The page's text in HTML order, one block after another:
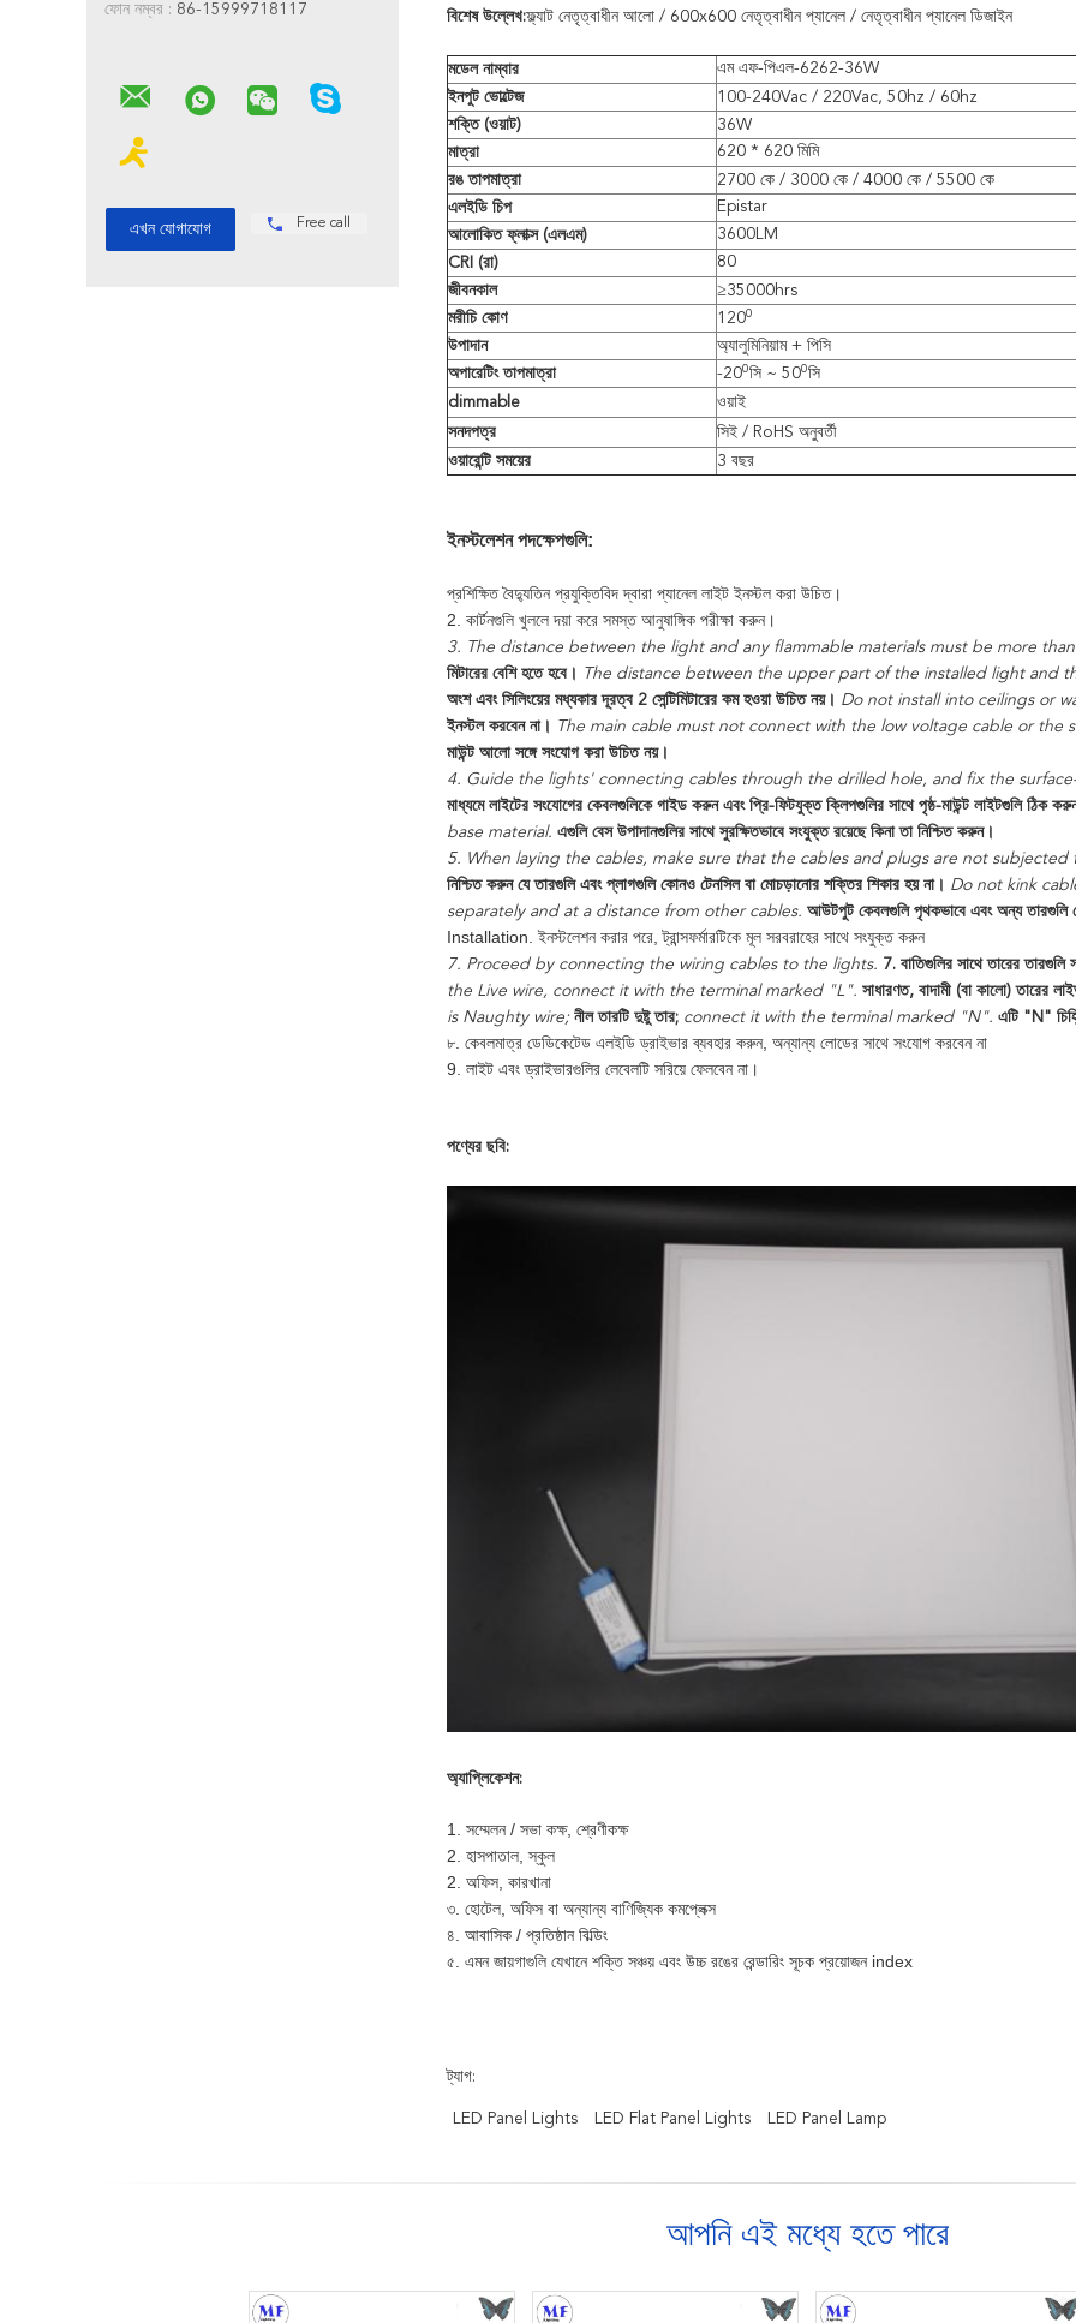
ফোন নম্বর : 86-15999718117
Free call
বিশেষ উল্লেখ:ফ্ল্যাট নেতৃত্বাধীন আলো / 600x600 নেতৃত্বাধীন প্যানেল / নেতৃত্বাধীন প্যানেল ডিজাইন
মডেল নাম্বার
এম এফ-পিএল-6262-36W
ইনপুট ভোল্টেজ
100-240Vac / 220Vac, 50hz / 60hz
শক্তি (ওয়াট)
36W
মাত্রা
620 * 620 মিমি
রঙ তাপমাত্রা
2700 কে / 3000 কে / 4000 কে / 5500 কে
এলইডি চিপ
Epistar
আলোকিত ফ্লাক্স (এলএম)
3600LM
CRI (রা)
80
জীবনকাল
≥35000hrs
মরীচি কোণ
1200
উপাদান
অ্যালুমিনিয়াম + পিসি
অপারেটিং তাপমাত্রা
-200সি ~ 500সি
dimmable
ওয়াই
সনদপত্র
সিই / RoHS অনুবর্তী
ওয়ারেন্টি সময়ের
3 বছর
ইনস্টলেশন পদক্ষেপগুলি:
প্রশিক্ষিত বৈদ্যুতিন প্রযুক্তিবিদ দ্বারা প্যানেল লাইট ইনস্টল করা উচিত।
2. কার্টনগুলি খুললে দয়া করে সমস্ত আনুষাঙ্গিক পরীক্ষা করুন।
3. The distance between the light and any flammable materials must be more
মিটারের বেশি হতে হবে।
The distance between the upper part of the installed light and
অংশ এবং সিলিংয়ের মধ্যকার দূরত্ব 2 সেন্টিমিটারের কম হওয়া উচিত নয়। Do not install into ceilings or
ইনস্টল করবেন না।
The main cable must not connect with the low voltage cable or the
মাউন্ট আলো সঙ্গে সংযোগ করা উচিত নয়।
4. Guide the lights' connecting cables through the drilled hole, and fix the
মাধ্যমে লাইটের সংযোগের কেবলগুলিকে গাইড করুন এবং প্রি-ফিটযুক্ত ক্লিপগুলির সাথে পৃষ্ঠ-মাউন্ট লাইটগুলি ঠিক
base material. এগুলি বেস উপাদানগুলির সাথে সুরক্ষিতভাবে সংযুক্ত রয়েছে কিনা তা নিশ্চিত করুন।
5. When laying the cables, make sure that the cables and plugs are not subjected
নিশ্চিত করুন যে তারগুলি এবং প্লাগগুলি কোনও টেনসিল বা মোচড়ানোর শক্তির শিকার হয় না। Do not kink
separately and at a distance from other cables. আউটপুট কেবলগুলি পৃথকভাবে এবং অন্য তারগুলি
Installation. ইনস্টলেশন করার পরে, ট্রান্সফর্মারটিকে মূল সরবরাহের সাথে সংযুক্ত করুন
7. Proceed by connecting the wiring cables to the lights. 7. বাতিগুলির সাথে তারের
the Live wire, connect it with the terminal marked "L". সাধারণত, বাদামী (বা কালো) তারের
is Naughty wire; নীল তারটি দুষ্টু তার; connect it with the terminal marked "N". এটি "N"
৮. কেবলমাত্র ডেডিকেটেড এলইডি ড্রাইভার ব্যবহার করুন, অন্যান্য লোডের সাথে সংযোগ করবেন না
9. লাইট এবং ড্রাইভারগুলির লেবেলটি সরিয়ে ফেলবেন না।
পণ্যের ছবি:
অ্যাপ্লিকেশন:
1. সম্মেলন / সভা কক্ষ, শ্রেণীকক্ষ
2. হাসপাতাল, স্কুল
2. অফিস, কারখানা
৩. হোটেল, অফিস বা অন্যান্য বাণিজ্যিক কমপ্লেক্স
৪. আবাসিক / প্রতিষ্ঠান বিল্ডিং
৫. এমন জায়গাগুলি যেখানে শক্তি সঞ্চয় এবং উচ্চ রঙের রেন্ডারিং সূচক প্রয়োজন index
ট্যাগ:
LED Panel Lights LED Flat Panel Lights LED Panel Lamp
আপনি এই মধ্যে হতে পারে